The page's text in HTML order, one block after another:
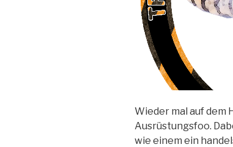
Wieder mal auf dem
Ausrüstungsfoo.
wie einem ein